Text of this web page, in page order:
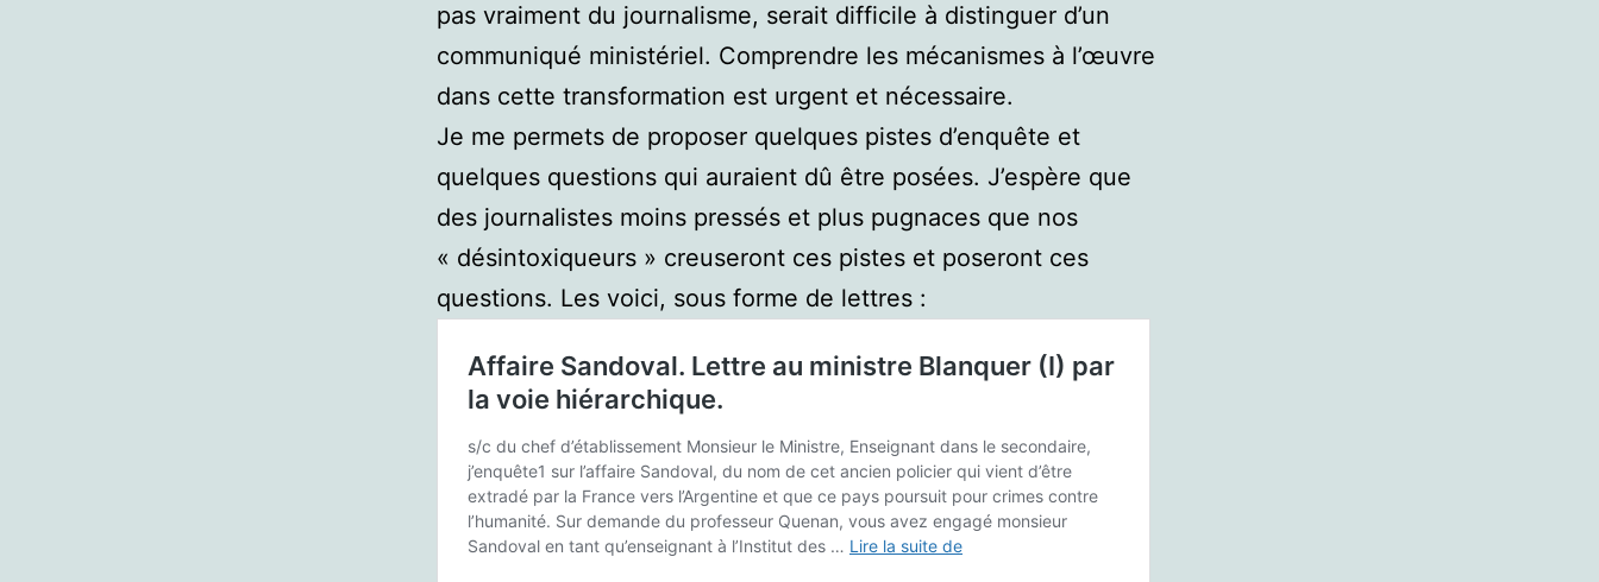
pas vraiment du journalisme, serait difficile à distinguer d’un
communiqué ministériel. Comprendre les mécanismes à l’œuvre
dans cette transformation est urgent et nécessaire.
Je me permets de proposer quelques pistes d’enquête et
quelques questions qui auraient dû être posées. J’espère que
des journalistes moins pressés et plus pugnaces que nos
« désintoxiqueurs » creuseront ces pistes et poseront ces
questions. Les voici, sous forme de lettres :